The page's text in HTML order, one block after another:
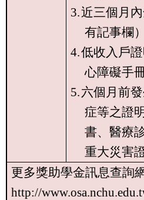
3.近三個月
有記事欄）
4.低收入戶
心障礙手
5.六個月前
症等之證
書、醫療
重大災害
更多獎助學金訊息查詢
http://